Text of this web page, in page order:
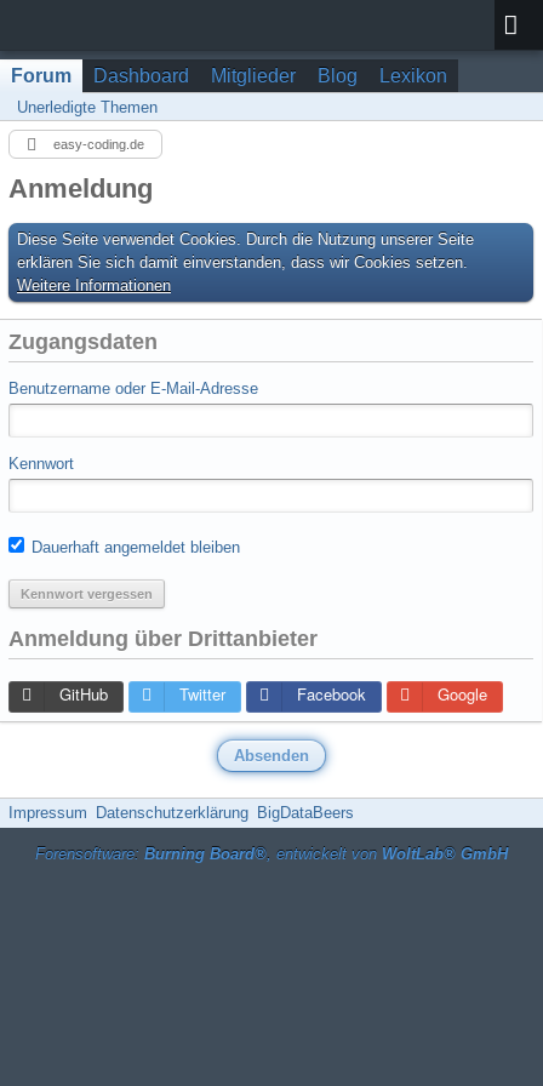
Forum Dashboard Mitglieder Blog Lexikon
Unerledigte Themen
easy-coding.de
Anmeldung
Diese Seite verwendet Cookies. Durch die Nutzung unserer Seite
erklären Sie sich damit einverstanden, dass wir Cookies setzen.
Weitere Informationen
Zugangsdaten
Benutzername oder E-Mail-Adresse
Kennwort
Dauerhaft angemeldet bleiben
Kennwort vergessen
Anmeldung über Drittanbieter
GitHub Twitter Facebook Google
Impressum Datenschutzerklärung BigDataBeers
Forensoftware: Burning Board®, entwickelt von WoltLab® GmbH